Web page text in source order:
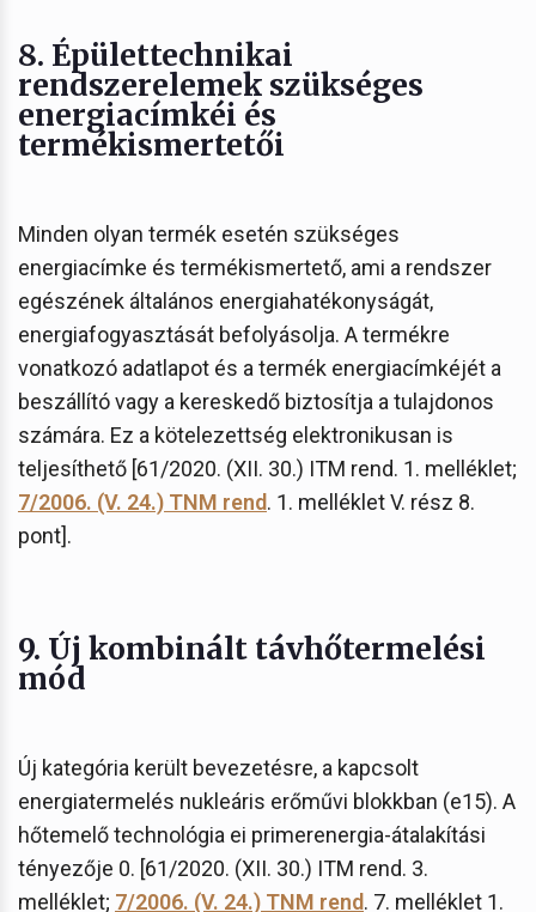
8. Épülettechnikai
rendszerelemek szükséges
energiacímkéi és
termékismertetői
Minden olyan termék esetén szükséges
energiacímke és termékismertető, ami a rendszer
egészének általános energiahatékonyságát,
energiafogyasztását befolyásolja. A termékre
vonatkozó adatlapot és a termék energiacímkéjét a
beszállító vagy a kereskedő biztosítja a tulajdonos
számára. Ez a kötelezettség elektronikusan is
teljesíthető [61/2020. (XII. 30.) ITM rend. 1. melléklet;
7/2006. (V. 24.) TNM rend. 1. melléklet V. rész 8.
pont].
9. Új kombinált távhőtermelési
mód
Új kategória került bevezetésre, a kapcsolt
energiatermelés nukleáris erőművi blokkban (e15). A
hőtemelő technológia ei primerenergia-átalakítási
tényezője 0. [61/2020. (XII. 30.) ITM rend. 3.
melléklet; 7/2006. (V. 24.) TNM rend. 7. melléklet 1.